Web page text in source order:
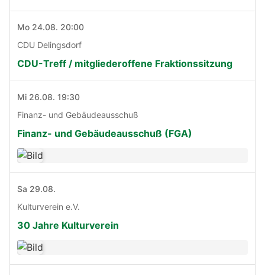
Mo 24.08. 20:00
CDU Delingsdorf
CDU-Treff / mitgliederoffene Fraktionssitzung
Mi 26.08. 19:30
Finanz- und Gebäudeausschuß
Finanz- und Gebäudeausschuß (FGA)
Sa 29.08.
Kulturverein e.V.
30 Jahre Kulturverein